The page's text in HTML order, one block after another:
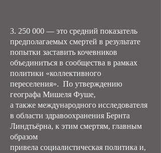
3. 250 000 — это средний показатель
предполагаемых смертей в результате
попытки заставить кочевников
объединиться в сообщества в рамках
политики «коллективного
переселения». По утверждению
географа Мишеля Фуше,
а также международного исследователя
в области здравоохранения Бернта
Линдтьёрна, к этим смертям, главным
образом
привела социалистическая политика и,